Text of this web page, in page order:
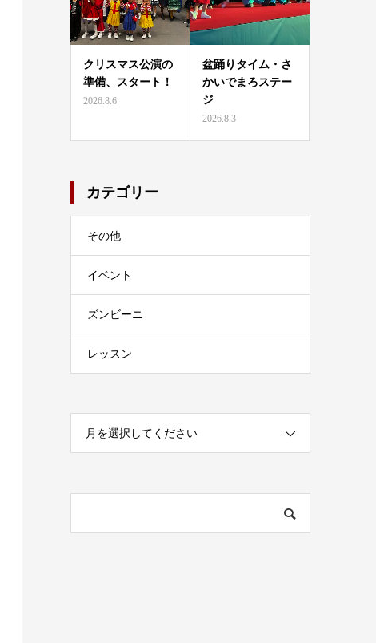
クリスマス公演の
準備、スタート！
2026.8.6
盆踊りタイム・さ
かいでまろステー
ジ
2026.8.3
カテゴリー
その他
イベント
ズンビーニ
レッスン
月を選択してください